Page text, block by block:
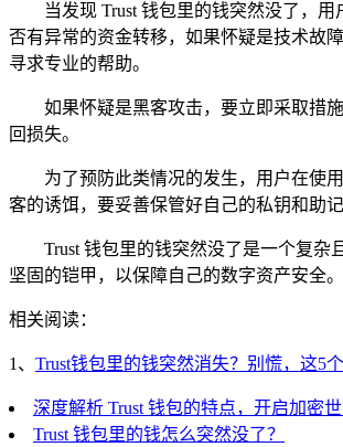
当发现 Trust 钱包里的钱突然没了，
否有异常的资金转移，如果怀疑是技术故
寻求专业的帮助。
如果怀疑是黑客攻击，要立即采取措
回损失。
为了预防此类情况的发生，用户在使
客的诱饵，要妥善保管好自己的私钥和助
Trust 钱包里的钱突然没了是一个复
坚固的铠甲，以保障自己的数字资产安全。
相关阅读：
1、 Trust钱包里的钱突然消失？别慌，这5
深度解析 Trust 钱包的特点，开启加密
Trust 钱包里的钱怎么突然没了？